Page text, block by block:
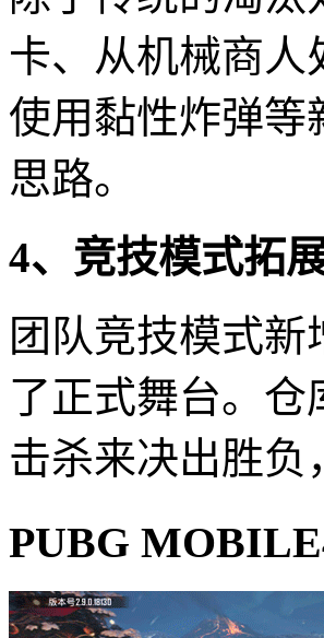
卡、从机械商人
使用黏性炸弹等
思路。
4、竞技模式拓展
团队竞技模式
了正式舞台。
击杀来决出胜负
PUBG